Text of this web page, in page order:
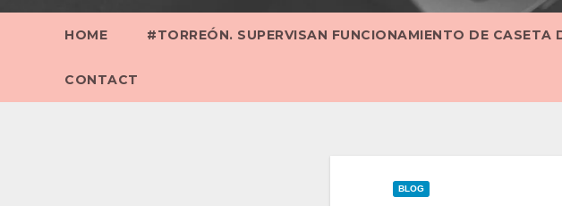
HOME #TORREÓN. SUPERVISAN FUNCIONAMIENTO DE
CONTACT
BLOG